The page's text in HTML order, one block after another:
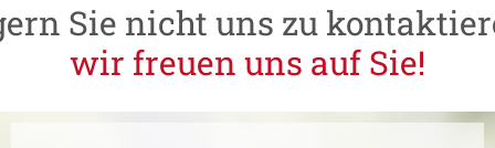
Sie nicht uns zu
wir freuen uns auf Sie!